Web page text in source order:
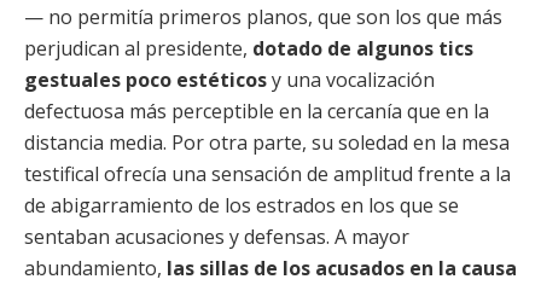
— no permitía primeros planos, que son los que más
perjudican al presidente, dotado de algunos tics
gestuales poco estéticosy una vocalización
defectuosa más perceptible en la cercanía que en la
distancia media. Por otra parte, su soledad en la mesa
testifical ofrecía una sensación de amplitud frente a la
de abigarramiento de los estrados en los que se
sentaban acusaciones y defensas. A mayor
abundamiento, las sillas de los acusados en la causa